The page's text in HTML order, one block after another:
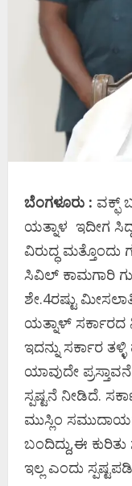
ಬೆಂಗಳೂರು : ವಕ್ಫ್‌
ಯತ್ನಾಳ ಇದೀಗ
ವಿರುದ್ಧ
ಸಿವಿಲ್‌ ಕಾಮಗಾರಿ
ಶೇ.4ರಷ್ಟು
ಯತ್ನಾಳ್‌ ಸರ್ಕಾರದ
ಇದನ್ನು ಸರ್ಕಾರ
ಯಾವುದೇ
ಸ್ಪಷ್ಟನೆ ನೀಡಿದೆ.
ಮುಸ್ಲಿಂ
ಬಂದಿದ್ದು,ಈ
ಇಲ್ಲ ಎಂದು